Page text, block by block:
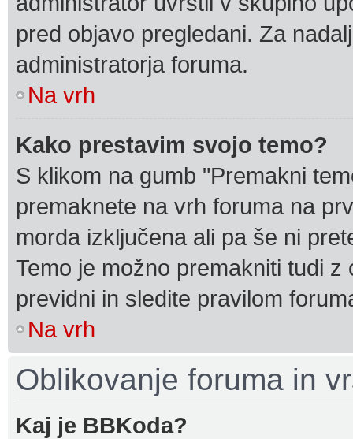
pred objavo pregledani. Za
administratorja foruma.
Na vrh
Kako prestavim svojo temo?
S klikom na gumb "Premakni
premaknete na vrh foruma na
morda izključena ali pa še ni
Temo je možno premakniti tudi
previdni in sledite pravilom
Na vrh
Oblikovanje foruma in
Kaj je BBKoda?